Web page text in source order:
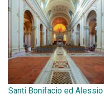
Santi Bonifacio ed Alessio